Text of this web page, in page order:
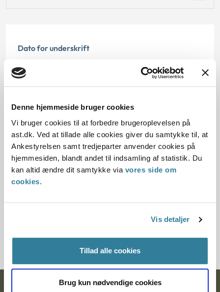
Denne hjemmeside bruger cookies
Vi bruger cookies til at forbedre brugeroplevelsen på
ast.dk. Ved at tillade alle cookies giver du samtykke til, at
Ankestyrelsen samt tredjeparter anvender cookies på
hjemmesiden, blandt andet til indsamling af statistik. Du
kan altid ændre dit samtykke via vores side om
cookies.
Vis detaljer
Tillad alle cookies
Brug kun nødvendige cookies
Dato for underskrift
30.06.2011
10.07.2013
Denne er principafgørelse er kasseret den 26. marts
2019, da der er kommet nye regler på området.
Paragraf